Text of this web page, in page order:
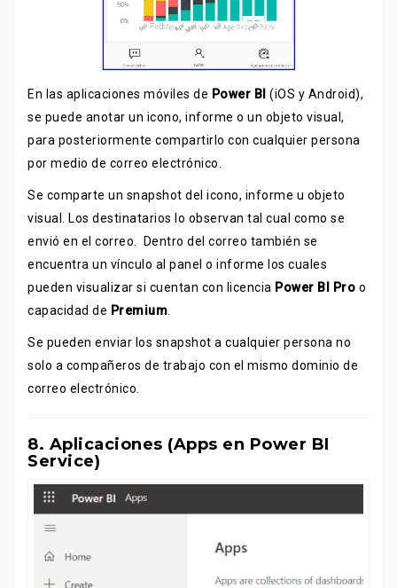
En las aplicaciones móviles de Power BI (iOS y Android),
se puede anotar un icono, informe o un objeto visual,
para posteriormente compartirlo con cualquier persona
por medio de correo electrónico.
Se comparte un snapshot del icono, informe u objeto
visual. Los destinatarios lo observan tal cual como se
envió en el correo. Dentro del correo también se
encuentra un vínculo al panel o informe los cuales
pueden visualizar si cuentan con licencia Power BI Pro o
capacidad de Premium
Se pueden enviar los snapshot a cualquier persona no
solo a compañeros de trabajo con el mismo dominio de
correo electrónico.
8. Aplicaciones (Apps en Power BI
Service)